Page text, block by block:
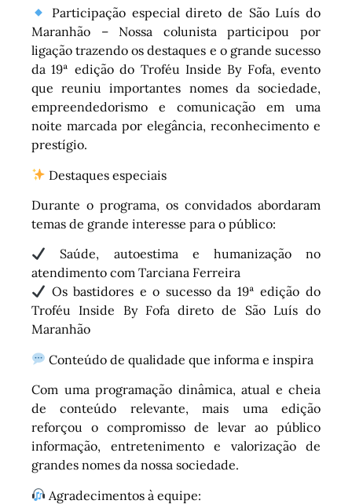
Participação especial direto de São Luís do
Maranhão – Nossa colunista participou por
ligação trazendo os destaques e o grande sucesso
da 19ª edição do Troféu Inside By Fofa, evento
que reuniu importantes nomes da sociedade,
empreendedorismo e comunicação em uma
noite marcada por elegância, reconhecimento e
prestígio.
Destaques especiais
Durante o programa, os convidados abordaram
temas de grande interesse para o público:
Saúde, autoestima e humanização no
atendimento com Tarciana Ferreira
Os bastidores e o sucesso da 19ª edição do
Troféu Inside By Fofa direto de São Luís do
Maranhão
Conteúdo de qualidade que informa e inspira
Com uma programação dinâmica, atual e cheia
de conteúdo relevante, mais uma edição
reforçou o compromisso de levar ao público
informação, entretenimento e valorização de
grandes nomes da nossa sociedade.
Agradecimentos à equipe: